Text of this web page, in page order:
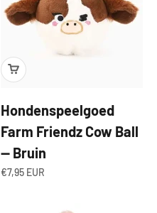
Hondenspeelgoed
Farm Friendz Cow Ball
— Bruin
Aanbiedingsprijs
€7,95 EUR